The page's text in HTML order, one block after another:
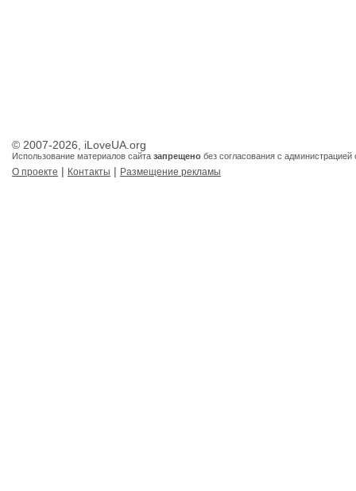
© 2007-2026, iLoveUA.org
Использование материалов сайта запрещено без согласования с администрацией
О проекте | Контакты | Размещение рекламы